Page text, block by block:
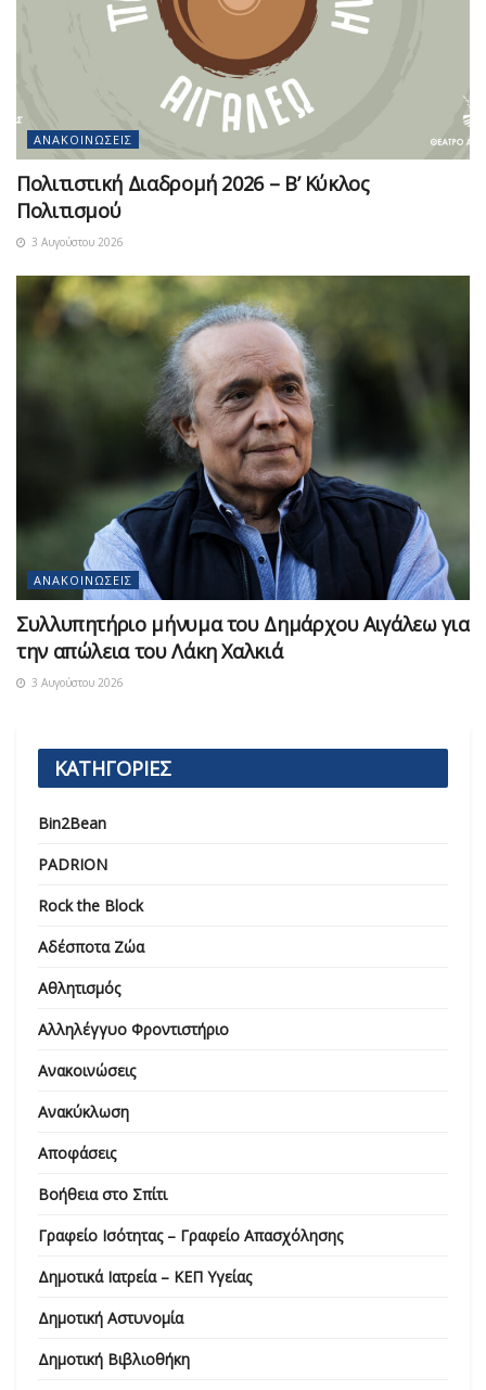
ΑΝΑΚΟΙΝΏΣΕΙΣ
Πολιτιστική Διαδρομή 2026 – Β’ Κύκλος
Πολιτισμού
3 Αυγούστου 2026
ΑΝΑΚΟΙΝΏΣΕΙΣ
Συλλυπητήριο μήνυμα του Δημάρχου Αιγάλεω για
την απώλεια του Λάκη Χαλκιά
3 Αυγούστου 2026
ΚΑΤΗΓΟΡΙΕΣ
Bin2Bean
PADRION
Rock the Block
Αδέσποτα Ζώα
Αθλητισμός
Αλληλέγγυο Φροντιστήριο
Ανακοινώσεις
Ανακύκλωση
Αποφάσεις
Βοήθεια στο Σπίτι
Γραφείο Ισότητας – Γραφείο Απασχόλησης
Δημοτικά Ιατρεία – ΚΕΠ Υγείας
Δημοτική Αστυνομία
Δημοτική Βιβλιοθήκη